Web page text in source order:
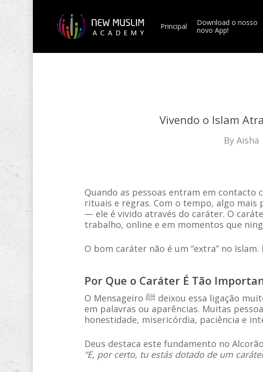
Skip
to
main
content
Principal
Download o nosso
novo App!
Vivendo o Islam
By Aisha
Quando as pessoas entram em contacto
rituais e regras. Com o tempo, algo
— ele é vivido através do caráter. O
trabalho, online e em momentos que
O bom caráter não é um “extra” no
Por Que o Caráter É Tão
O Mensageiro ﷺ deixou essa ligação muito clara. Ele ensinou que a fé se reflete no comportamento, e não apenas
em palavras ou aparências. Muitas
honestidade, misericórdia, paciência e
Deus destaca este fundamento no
“E, por certo, tu estás dotado de um